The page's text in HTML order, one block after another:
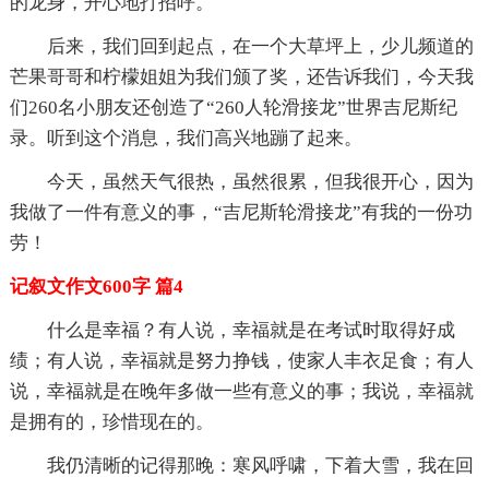
后来，我们回到起点，在一个大草坪上，少儿频道的
芒果哥哥和柠檬姐姐为我们颁了奖，还告诉我们，今天我
们260名小朋友还创造了“260人轮滑接龙”世界吉尼斯纪
录。听到这个消息，我们高兴地蹦了起来。
今天，虽然天气很热，虽然很累，但我很开心，因为
我做了一件有意义的事，“吉尼斯轮滑接龙”有我的一份功
劳！
记叙文作文600字 篇4
什么是幸福？有人说，幸福就是在考试时取得好成
绩；有人说，幸福就是努力挣钱，使家人丰衣足食；有人
说，幸福就是在晚年多做一些有意义的事；我说，幸福就
是拥有的，珍惜现在的。
我仍清晰的记得那晚：寒风呼啸，下着大雪，我在回